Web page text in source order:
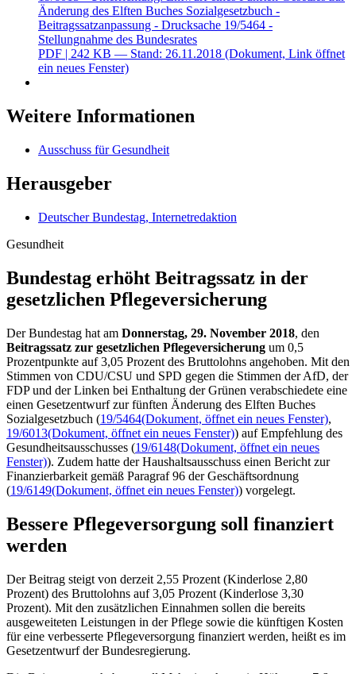
Änderung des Elften Buches Sozialgesetzbuch -
Beitragssatzanpassung - Drucksache 19/5464 -
Stellungnahme des Bundesrates
PDF | 242 KB — Stand: 26.11.2018 (Dokument, Link öffnet
ein neues Fenster)
Weitere Informationen
Ausschuss für Gesundheit
Herausgeber
Deutscher Bundestag, Internetredaktion
Gesundheit
Bundestag erhöht Beitrags­satz in der
gesetz­lichen Pflege­ver­sicherung
Der Bundestag hat am Donnerstag, 29. November 2018, den
Beitragssatz zur gesetzlichen Pflegeversicherung um 0,5
Prozentpunkte auf 3,05 Prozent des Bruttolohns angehoben. Mit den
Stimmen von CDU/CSU und SPD gegen die Stimmen der AfD, der
FDP und der Linken bei Enthaltung der Grünen verabschiedete eine
einen Gesetzentwurf zur fünften Änderung des Elften Buches
Sozialgesetzbuch (19/5464(Dokument, öffnet ein neues Fenster),
19/6013(Dokument, öffnet ein neues Fenster)) auf Empfehlung des
Gesundheitsausschusses (19/6148(Dokument, öffnet ein neues
Fenster)). Zudem hatte der Haushaltsausschuss einen Bericht zur
Finanzierbarkeit gemäß Paragraf 96 der Geschäftsordnung
(19/6149(Dokument, öffnet ein neues Fenster)) vorgelegt.
Bessere Pflegeversorgung soll finanziert
werden
Der Beitrag steigt von derzeit 2,55 Prozent (Kinderlose 2,80
Prozent) des Bruttolohns auf 3,05 Prozent (Kinderlose 3,30
Prozent). Mit den zusätzlichen Einnahmen sollen die bereits
ausgeweiteten Leistungen in der Pflege sowie die künftigen Kosten
für eine verbesserte Pflegeversorgung finanziert werden, heißt es im
Gesetzentwurf der Bundesregierung.